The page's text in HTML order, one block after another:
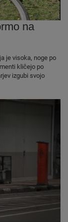
na
je visoka, noge po
kličejo po
izgubi svojo